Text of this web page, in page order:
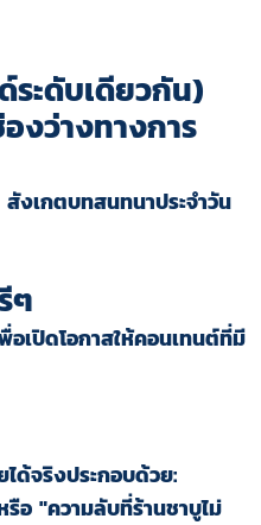
ระดับเดียวกัน)
งว่างทางการ
งเกตบทสนทนาประจำวัน
ๆ
เปิดโอกาสให้คอนเทนต์ที่มี
ด้จริงประกอบด้วย:
อ "ความลับที่ร้านชาบูไม่